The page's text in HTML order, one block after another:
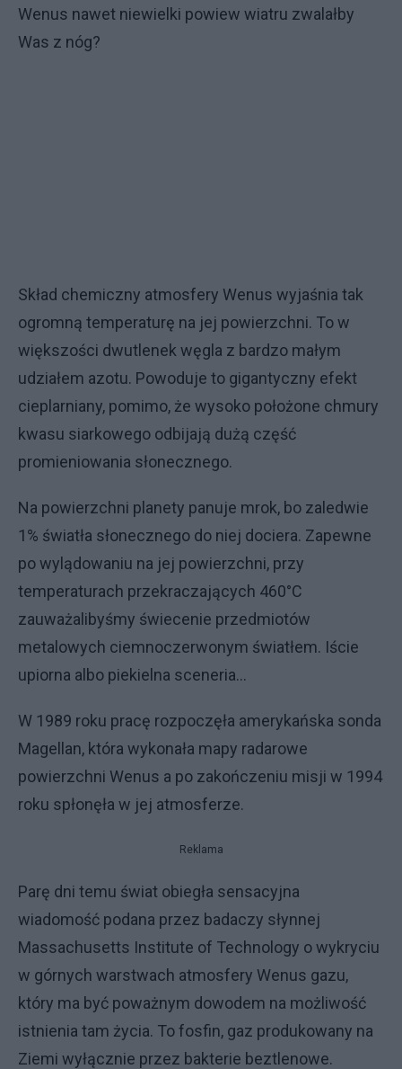
Wenus nawet niewielki powiew wiatru zwalałby
Was z nóg?
Skład chemiczny atmosfery Wenus wyjaśnia tak
ogromną temperaturę na jej powierzchni. To w
większości dwutlenek węgla z bardzo małym
udziałem azotu. Powoduje to gigantyczny efekt
cieplarniany, pomimo, że wysoko położone chmury
kwasu siarkowego odbijają dużą część
promieniowania słonecznego.
Na powierzchni planety panuje mrok, bo zaledwie
1% światła słonecznego do niej dociera. Zapewne
po wylądowaniu na jej powierzchni, przy
temperaturach przekraczających 460°C
zauważalibyśmy świecenie przedmiotów
metalowych ciemnoczerwonym światłem. Iście
upiorna albo piekielna sceneria…
W 1989 roku pracę rozpoczęła amerykańska sonda
Magellan, która wykonała mapy radarowe
powierzchni Wenus a po zakończeniu misji w 1994
roku spłonęła w jej atmosferze.
Reklama
Parę dni temu świat obiegła sensacyjna
wiadomość podana przez badaczy słynnej
Massachusetts Institute of Technology o wykryciu
w górnych warstwach atmosfery Wenus gazu,
który ma być poważnym dowodem na możliwość
istnienia tam życia. To fosfin, gaz produkowany na
Ziemi wyłącznie przez bakterie beztlenowe.